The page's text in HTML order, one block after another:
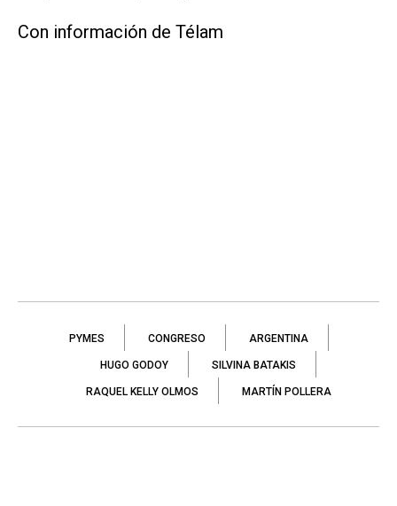
Con información de Télam
PYMES CONGRESO ARGENTINA
HUGO GODOY SILVINA BATAKIS
RAQUEL KELLY OLMOS MARTÍN POLLERA